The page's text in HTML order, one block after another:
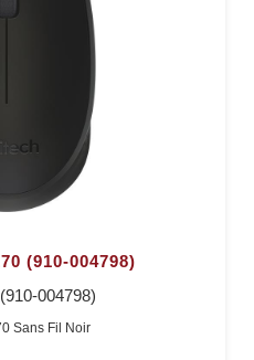
(910-004798)
004798)
Sans Fil Noir